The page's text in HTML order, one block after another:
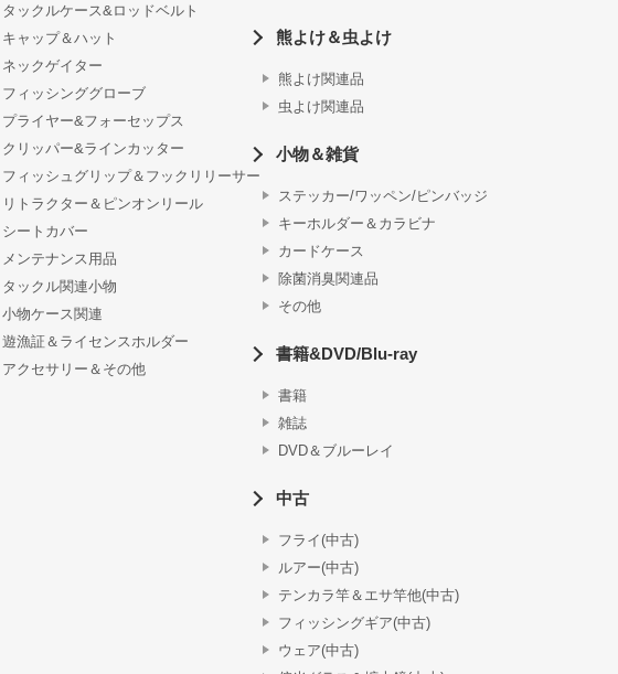
タックルケース&ロッドベルト
キャップ＆ハット
ネックゲイター
フィッシンググローブ
プライヤー&フォーセップス
クリッパー&ラインカッター
フィッシュグリップ＆フックリリーサー
リトラクター＆ピンオンリール
シートカバー
メンテナンス用品
タックル関連小物
小物ケース関連
遊漁証＆ライセンスホルダー
アクセサリー＆その他
熊よけ＆虫よけ
熊よけ関連品
虫よけ関連品
小物＆雑貨
ステッカー/ワッペン/ピンバッジ
キーホルダー＆カラビナ
カードケース
除菌消臭関連品
その他
書籍&DVD/Blu-ray
書籍
雑誌
DVD＆ブルーレイ
中古
フライ(中古)
ルアー(中古)
テンカラ竿＆エサ竿他(中古)
フィッシングギア(中古)
ウェア(中古)